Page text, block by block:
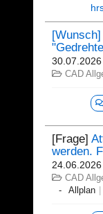
CAD
[Frage]
werden.
CAD
Allplan